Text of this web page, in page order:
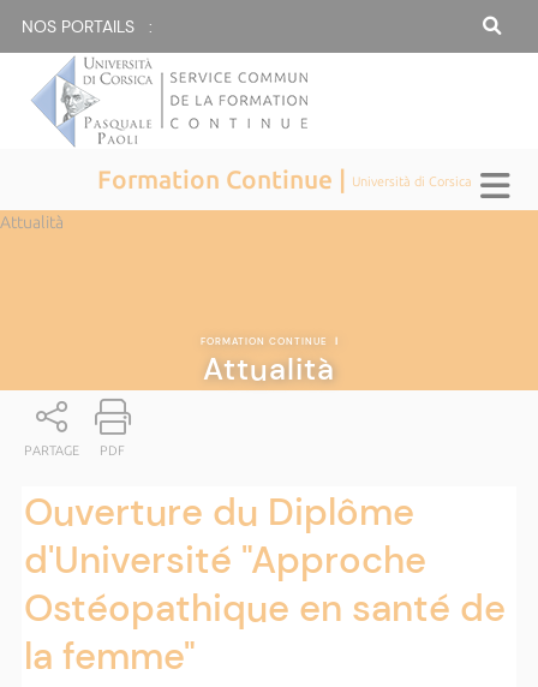
NOS PORTAILS :
Formation Continue | Università di Corsica
Attualità
FORMATION CONTINUE |
Attualità
PARTAGE PDF
Ouverture du Diplôme
d'Université "Approche
Ostéopathique en santé de
la femme"